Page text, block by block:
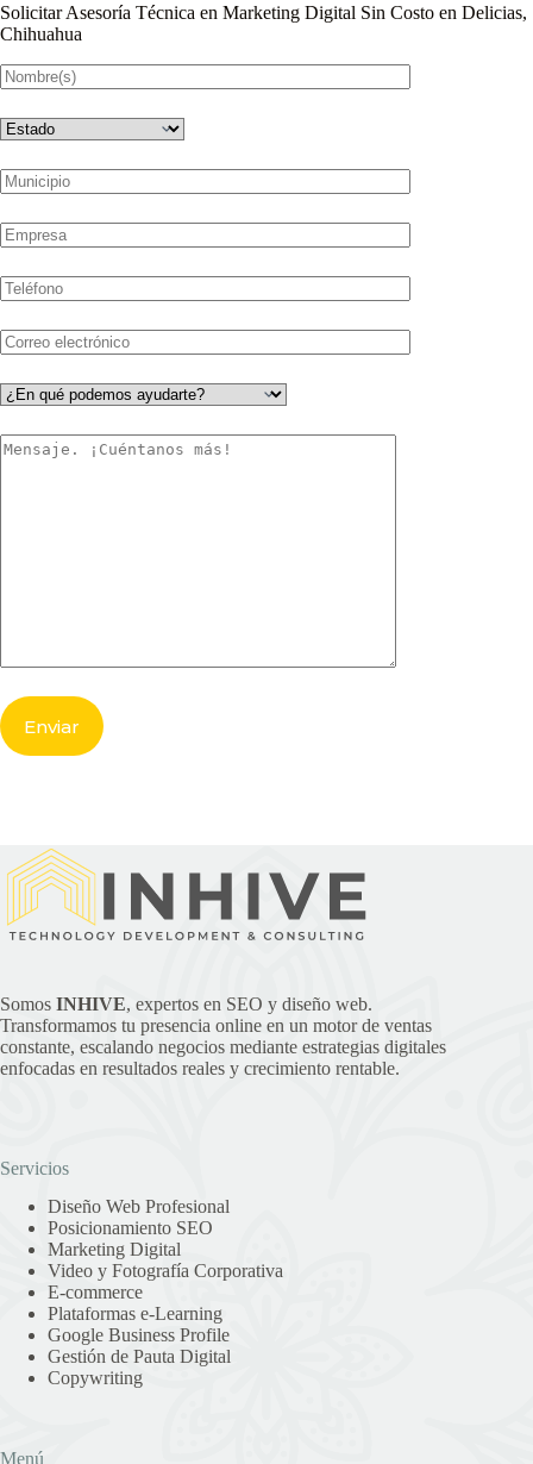
Solicitar Asesoría Técnica en Marketing Digital Sin Costo en Delicias,
Chihuahua
Somos INHIVE, expertos en SEO y diseño web.
Transformamos tu presencia online en un motor de ventas
constante, escalando negocios mediante estrategias digitales
enfocadas en resultados reales y crecimiento rentable.
Servicios
Diseño Web Profesional
Posicionamiento SEO
Marketing Digital
Video y Fotografía Corporativa
E-commerce
Plataformas e-Learning
Google Business Profile
Gestión de Pauta Digital
Copywriting
Menú